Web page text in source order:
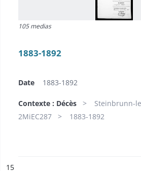
105 medias
1883-1892
Date 1883-1892
Contexte : Décès
Steinbrunn-
2MiEC287
1883-1892
n°
15